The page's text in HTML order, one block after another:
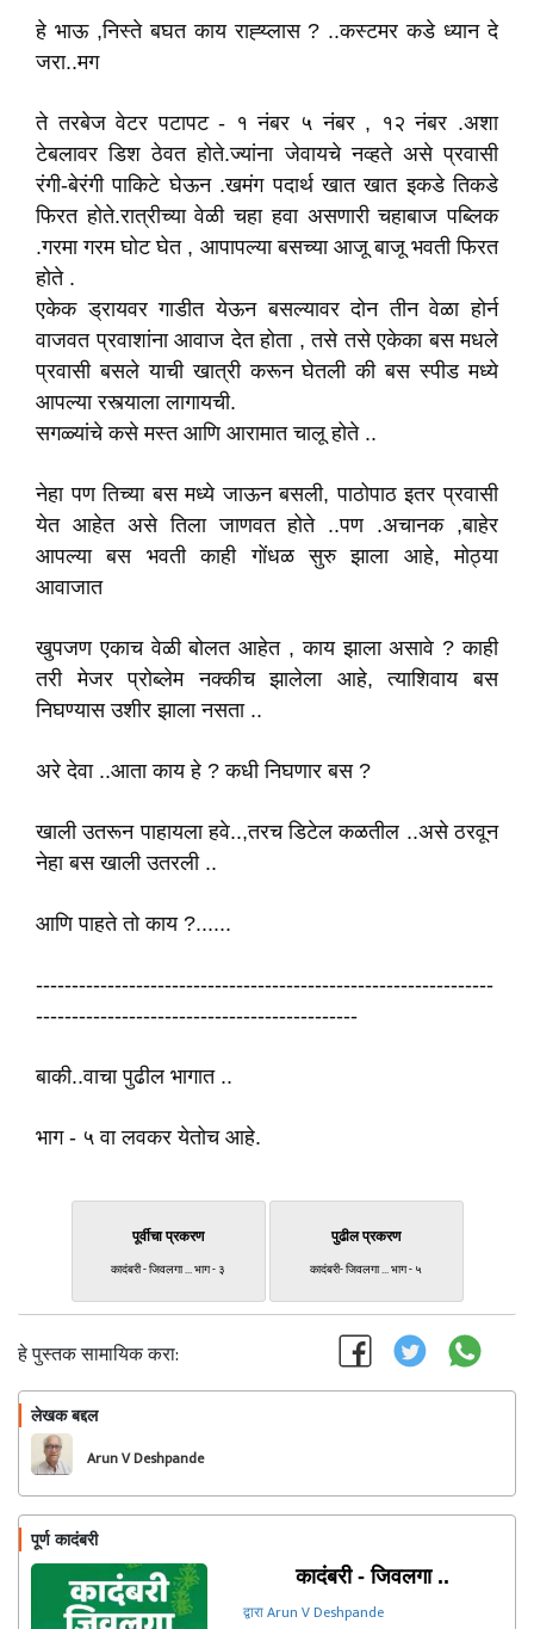
हे भाऊ ,निस्ते बघत काय राह्य्लास ? ..कस्टमर कडे ध्यान दे
जरा..मग
ते तरबेज वेटर पटापट - १ नंबर ५ नंबर , १२ नंबर .अशा
टेबलावर डिश ठेवत होते.ज्यांना जेवायचे नव्हते असे प्रवासी
रंगी-बेरंगी पाकिटे घेऊन .खमंग पदार्थ खात खात इकडे तिकडे
फिरत होते.रात्रीच्या वेळी चहा हवा असणारी चहाबाज पब्लिक
.गरमा गरम घोट घेत , आपापल्या बसच्या आजू बाजू भवती फिरत
होते .
एकेक ड्रायवर गाडीत येऊन बसल्यावर दोन तीन वेळा होर्न
वाजवत प्रवाशांना आवाज देत होता , तसे तसे एकेका बस मधले
प्रवासी बसले याची खात्री करून घेतली की बस स्पीड मध्ये
आपल्या रस्त्याला लागायची.
सगळ्यांचे कसे मस्त आणि आरामात चालू होते ..
नेहा पण तिच्या बस मध्ये जाऊन बसली, पाठोपाठ इतर प्रवासी
येत आहेत असे तिला जाणवत होते ..पण .अचानक ,बाहेर
आपल्या बस भवती काही गोंधळ सुरु झाला आहे, मोठ्या
आवाजात
खुपजण एकाच वेळी बोलत आहेत , काय झाला असावे ? काही
तरी मेजर प्रोब्लेम नक्कीच झालेला आहे, त्याशिवाय बस
निघण्यास उशीर झाला नसता ..
अरे देवा ..आता काय हे ? कधी निघणार बस ?
खाली उतरून पाहायला हवे..,तरच डिटेल कळतील ..असे ठरवून
नेहा बस खाली उतरली ..
आणि पाहते तो काय ?......
----------------------------------------------------------------
---------------------------------------------
बाकी..वाचा पुढील भागात ..
भाग - ५ वा लवकर येतोच आहे.
पूर्वीचा प्रकरण
कादंबरी - जिवलगा ... भाग - ३
पुढील प्रकरण
कादंबरी- जिवलगा ... भाग - ५
हे पुस्तक सामायिक करा:
लेखक बद्दल
Arun V Deshpande
पूर्ण कादंबरी
कादंबरी - जिवलगा ..
द्वारा Arun V Deshpande